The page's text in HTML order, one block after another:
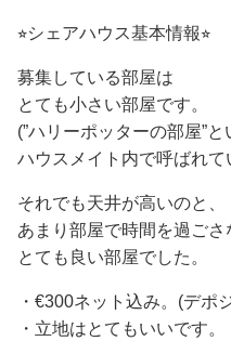
⭐︎シェアハウス基本情報⭐︎
募集している部屋は
とても小さい部屋です。
(”ハリーポッターの部屋”
ハウスメイト内で呼ばれて
それでも天井が高いのと、
あまり部屋で時間を過ご
とても良い部屋でした。
・€300ネット込み。(デポ
・立地はとてもいいです。